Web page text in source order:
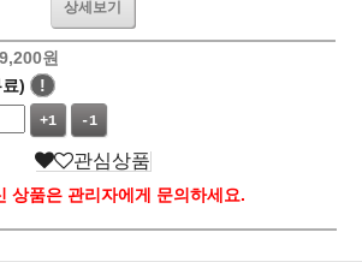
상세보기
원
)
!
+1 -1
관심상품
상품은 관리자에게 문의하세요.